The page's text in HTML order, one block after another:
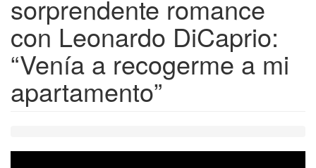
sorprendente romance
con Leonardo DiCaprio:
“Venía a recogerme a mi
apartamento”